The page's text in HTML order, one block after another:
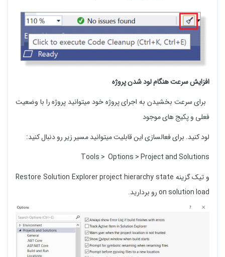
افزایش سرعت هنگام لود شدن پروژه
برای سرعت بخشیدن به اجرای پروژه خود میتوانید پروژه را با وضعیت
فعلی و پکیج های موجود
لود کنید. برای فعالسازی این قابلیت میتوانید مسیر زیر رو دنبال کنید:
Tools > Options > Project and Solutions
و تیک گزینه Restore Solution Explorer project hierarchy state
on solution load رو بردارید.